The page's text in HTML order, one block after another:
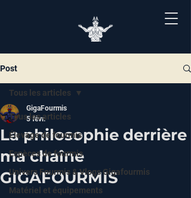
Post
Tous les articles
Élevage de fourmis
Espèces de fourmis
Univers Fourmis & Vlogs Gigafourmis
Matériel et équipements
Tous les articles
La philosophie derrière
ma chaîne
GIGAFOURMIS
GigaFourmis
5 févr.